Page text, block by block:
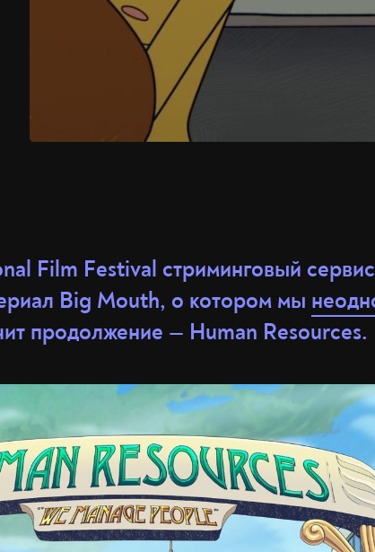
Film Festival стриминговый
Big Mouth, о котором мы
продолжение — Human Resources.